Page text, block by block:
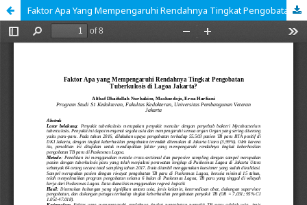
Faktor Apa Yang Mempengaruhi Rendahnya Tingkat Pengobatan Tuberkulosis di Lagoa Jakarta?